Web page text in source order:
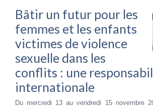
Bâtir un futur pour les
femmes et les enfants
victimes de violence
sexuelle dans les
conflits : une
internationale
Du mercredi 13 au vendredi 15 novembre